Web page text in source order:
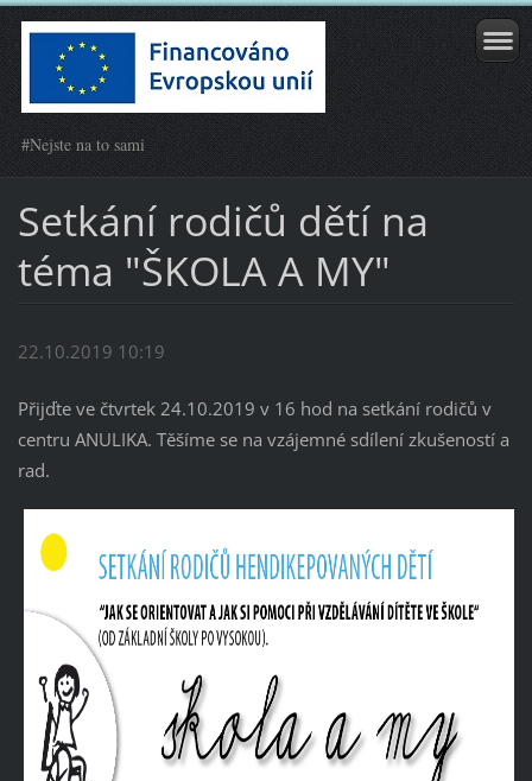
#Nejste na to sami
Setkání rodičů dětí na
téma "ŠKOLA A MY"
22.10.2019 10:19
Přijďte ve čtvrtek 24.10.2019 v 16 hod na setkání rodičů v
centru ANULIKA. Těšíme se na vzájemné sdílení zkušeností a
rad.